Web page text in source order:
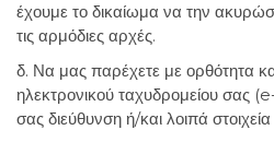
έχουμε το δικαίωμα να την
τις αρμόδιες αρχές.
δ. Να μας παρέχετε με ορθότητα
ηλεκτρονικού ταχυδρομείου σας
σας διεύθυνση ή/και λοιπά στοιχεία